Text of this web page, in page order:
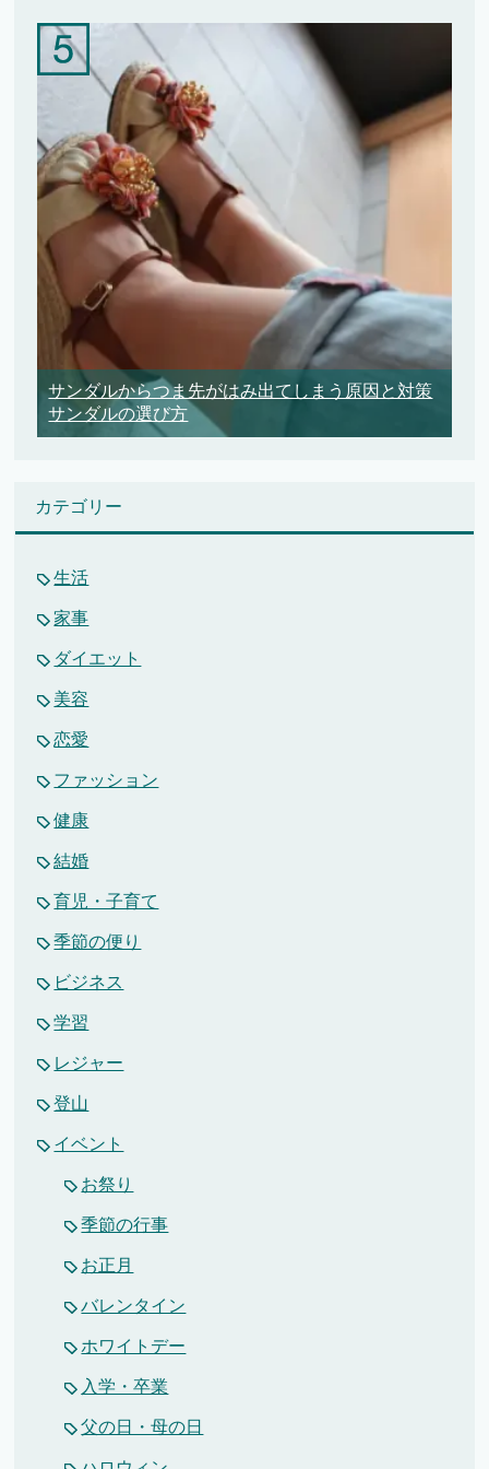
サンダルからつま先がはみ出てしまう原因と対策
サンダルの選び方
カテゴリー
生活
家事
ダイエット
美容
恋愛
ファッション
健康
結婚
育児・子育て
季節の便り
ビジネス
学習
レジャー
登山
イベント
お祭り
季節の行事
お正月
バレンタイン
ホワイトデー
入学・卒業
父の日・母の日